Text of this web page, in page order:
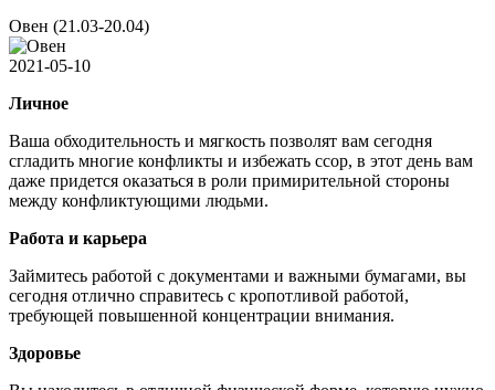
Овен (21.03-20.04)
2021-05-10
Личное
Ваша обходительность и мягкость позволят вам сегодня
сгладить многие конфликты и избежать ссор, в этот день вам
даже придется оказаться в роли примирительной стороны
между конфликтующими людьми.
Работа и карьера
Займитесь работой с документами и важными бумагами, вы
сегодня отлично справитесь с кропотливой работой,
требующей повышенной концентрации внимания.
Здоровье